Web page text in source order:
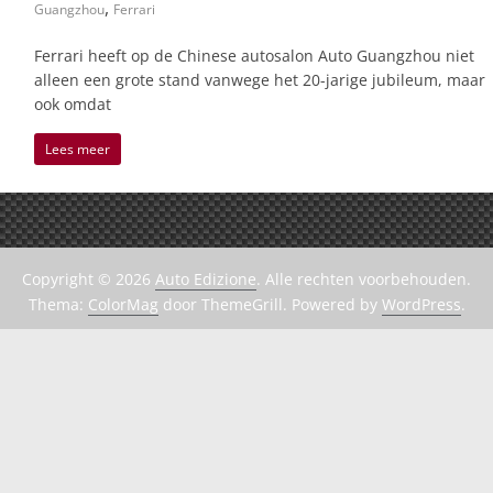
Guangzhou, Ferrari
Ferrari heeft op de Chinese autosalon Auto Guangzhou niet
alleen een grote stand vanwege het 20-jarige jubileum, maar
ook omdat
Lees meer
Copyright © 2026 Auto Edizione. Alle rechten voorbehouden.
Thema: ColorMag door ThemeGrill. Powered by WordPress.